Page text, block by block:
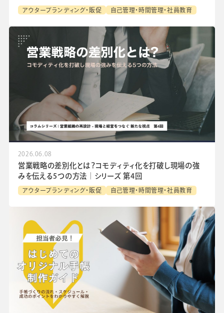
アウターブランディング・販促 自己管理・時間管理・社員教育
2026.06.08
営業戦略の差別化とは？コモディティ化を打破し現場の強
みを伝える5つの方法│シリーズ 第4回
アウターブランディング・販促 自己管理・時間管理・社員教育